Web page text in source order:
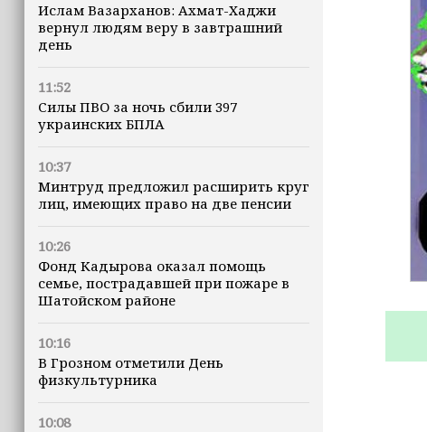
Ислам Вазарханов: Ахмат-Хаджи
вернул людям веру в завтрашний
день
11:52
Силы ПВО за ночь сбили 397
украинских БПЛА
10:37
Минтруд предложил расширить круг
лиц, имеющих право на две пенсии
10:26
Фонд Кадырова оказал помощь
семье, пострадавшей при пожаре в
Шатойском районе
10:16
В Грозном отметили День
физкультурника
10:08